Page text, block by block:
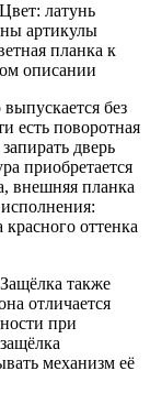
латунь
артикулы
планка к
описании
без
есть поворотная
дверь
приобретается
внешняя планка
исполнения:
оттенка
также
отличается
при
механизм её